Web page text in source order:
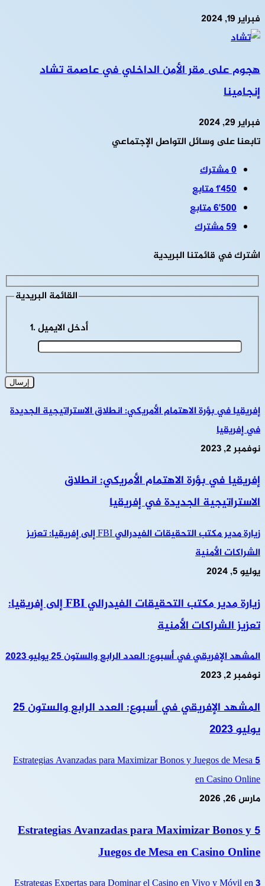
فبراير 19, 2024
هجوم على مقر الأمن الداخلي في عاصمة تشاد
إنجامينا
فبراير 29, 2024
تابعنا على وسائل التواصل الإجتماعي
0مشترك
1٬450متابع
6٬500متابع
59مشترك
اشترك في قائمتنا البريدية
القائمة البريدية
إفريقيا في بؤرة الاهتمام الأمريكي: انطلاق الاستراتيجية الجديدة
في إفريقيا
نوفمبر 2, 2023
إفريقيا في بؤرة الاهتمام الأمريكي: انطلاق
الاستراتيجية الجديدة في إفريقيا
زيارة مدير مكتب التحقيقات الفيدرالي FBI إلى إفريقيا: تعزيز
الشراكات الأمنية
يوليو 5, 2024
زيارة مدير مكتب التحقيقات الفيدرالي FBI إلى إفريقيا:
تعزيز الشراكات الأمنية
المشهد الإفريقي في أسبوع: العدد الرابع والستون 25 يوليو 2023
نوفمبر 2, 2023
المشهد الإفريقي في أسبوع: العدد الرابع والستون 25
يوليو 2023
5 Estrategias Avanzadas para Maximizar Bonos y Juegos de Mesa
en Casino Online
مارس 26, 2026
5 Estrategias Avanzadas para Maximizar Bonos y
Juegos de Mesa en Casino Online